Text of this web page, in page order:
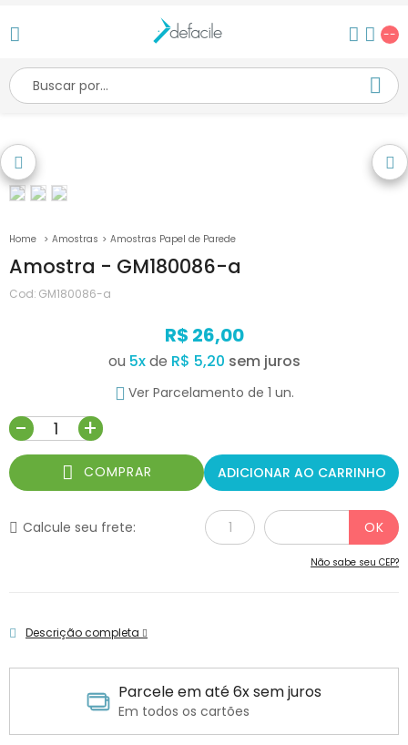
--
Amostras Amostras Papel de Parede
Amostra - GM180086-a
Cod: GM180086-a
R$ 26,00
ou 5xde R$ 5,20
Ver Parcelamento de 1 un.
- +
COMPRAR ADICIONAR AO CARRINHO
Calcule seu frete:
Não sabe seu CEP?
Descrição completa
Parcele em até 6x sem juros
Em todos os cartões